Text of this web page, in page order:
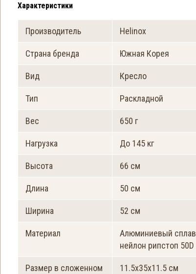
Характеристики
Производитель Helinox
Страна бренда Южная Корея
Вид Кресло
Тип Раскладной
Вес 650 г
Нагрузка До 145 кг
Высота 66 см
Длина 50 см
Ширина 52 см
Материал
Алюминиевый сплав
нейлон рипстоп 50D
Размер в сложенном
11.5х35х11.5 см